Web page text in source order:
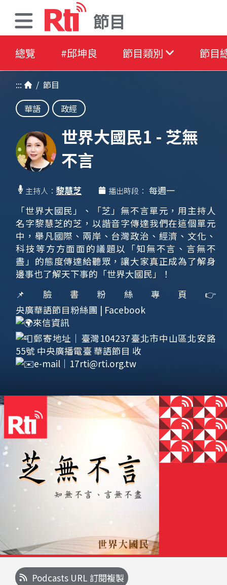
節目
總覽 #邱坤良 節目類別 節目
::: / 節目
華語
政經
世界大國民1 - 芝無
不言
主持人：黎慧芝 播出時段： 每週一
「世界大國民」、「芝」無不言單元，用主持人
名字黎慧芝的芝，以諧音字傳達我們在這個單元
中，舉凡國際、兩岸、台灣政治、經濟、文化、
科技等方方面面的議題以「知無不言、言無不
盡」的態度傳達給聽眾，讓大家真正成為了解身
邊事也了解天下事的「世界大國民」！
📌臉書粉絲專頁👉
央廣華語節目粉絲團 | Facebook
來信資訊
郵寄地址｜臺灣104237臺北市中山區北安路
55號 中央廣播電臺 華語節目 收
e-mail｜ 17rti@rti.org.tw
Podcasts URL 訂閱複製